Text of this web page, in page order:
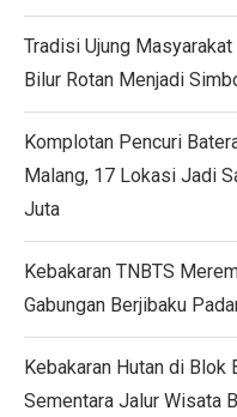
Tradisi Ujung
Bilur Rotan Menjadi
Komplotan Pencuri
Malang, 17 Lokasi Jadi
Juta
Kebakaran TNBTS
Gabungan Berjibaku
Kebakaran Hutan di Blok
Sementara Jalur Wisata